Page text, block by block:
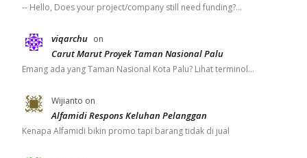
-- Hello, Does your project/company still need funding?…
viqarchu on
Carut Marut Proyek Taman Nasional Palu
Emang ada yang Taman Nasional Kota Palu? Lihat terminol…
Wijianto on
Alfamidi Respons Keluhan Pelanggan
Kenapa Alfamidi bikin promo tapi barang tidak di jual